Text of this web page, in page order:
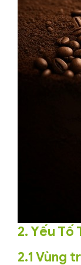
2. Yếu Tố
2.1 Vùng